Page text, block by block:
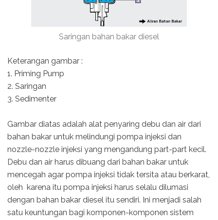
Saringan bahan bakar diesel
Keterangan gambar :
1. Priming Pump
2. Saringan
3. Sedimenter
Gambar diatas adalah alat penyaring debu dan air dari
bahan bakar untuk melindungi pompa injeksi dan
nozzle-nozzle injeksi yang mengandung part-part kecil.
Debu dan air harus dibuang dari bahan bakar untuk
mencegah agar pompa injeksi tidak tersita atau berkarat,
oleh karena itu pompa injeksi harus selalu dilumasi
dengan bahan bakar diesel itu sendiri. Ini menjadi salah
satu keuntungan bagi komponen-komponen sistem